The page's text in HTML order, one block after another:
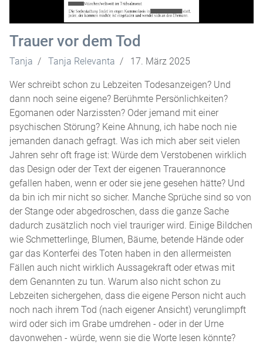
Trauer vor dem Tod
Tanja Tanja Relevanta 17. März 2025
Wer schreibt schon zu Lebzeiten Todesanzeigen? Und
dann noch seine eigene? Berühmte Persönlichkeiten?
Egomanen oder Narzissten? Oder jemand mit einer
psychischen Störung? Keine Ahnung, ich habe noch nie
jemanden danach gefragt. Was ich mich aber seit vielen
Jahren sehr oft frage ist: Würde dem Verstobenen wirklich
das Design oder der Text der eigenen Trauerannonce
gefallen haben, wenn er oder sie jene gesehen hätte? Und
da bin ich mir nicht so sicher. Manche Sprüche sind so von
der Stange oder abgedroschen, dass die ganze Sache
dadurch zusätzlich noch viel trauriger wird. Einige Bildchen
wie Schmetterlinge, Blumen, Bäume, betende Hände oder
gar das Konterfei des Toten haben in den allermeisten
Fällen auch nicht wirklich Aussagekraft oder etwas mit
dem Genannten zu tun. Warum also nicht schon zu
Lebzeiten sichergehen, dass die eigene Person nicht auch
noch nach ihrem Tod (nach eigener Ansicht) verunglimpft
wird oder sich im Grabe umdrehen - oder in der Urne
davonwehen - würde, wenn sie die Worte lesen könnte?